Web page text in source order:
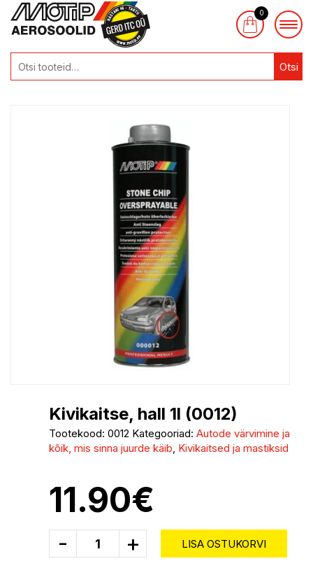
Otsi
0
Kivikaitse, hall 1l (0012)
Tootekood: 0012 Kategooriad: Autode värvimine ja
kõik, mis sinna juurde käib, Kivikaitsed ja mastiksid
11.90€
- + LISA OSTUKORVI